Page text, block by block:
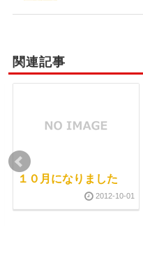
関連記事
１０月になりました
2012-10-01